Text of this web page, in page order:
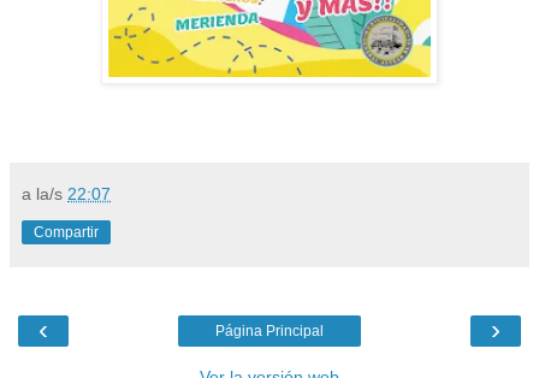
a la/s 22:07
Compartir
‹ ›
Página Principal